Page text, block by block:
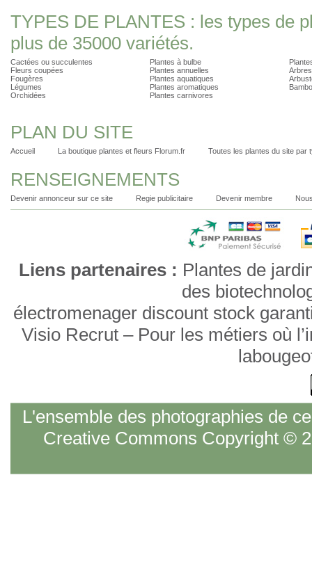
TYPES DE PLANTES : les types de
plus de 35000 variétés.
Cactées ou succulentes
Fleurs coupées
Fougères
Légumes
Orchidées
Plantes à bulbe
Plantes annuelles
Plantes aquatiques
Plantes aromatiques
Plantes carnivores
PLAN DU SITE
Accueil La boutique plantes et fleurs Florum.fr Toutes les plantes du site par
RENSEIGNEMENTS
Devenir annonceur sur ce site Regie publicitaire Devenir membre
Liens partenaires : Plantes de
des
électromenager discount stock
Visio Recrut – Pour les métiers où
L'ensemble des photographies de
Creative Commons Copyright ©